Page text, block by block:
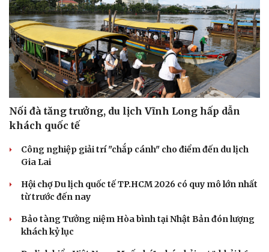
Nối đà tăng trưởng, du lịch Vĩnh Long hấp dẫn
khách quốc tế
Công nghiệp giải trí "chắp cánh" cho điểm đến du lịch
Gia Lai
Hội chợ Du lịch quốc tế TP.HCM 2026 có quy mô lớn nhất
từ trước đến nay
Bảo tàng Tưởng niệm Hòa bình tại Nhật Bản đón lượng
khách kỷ lục